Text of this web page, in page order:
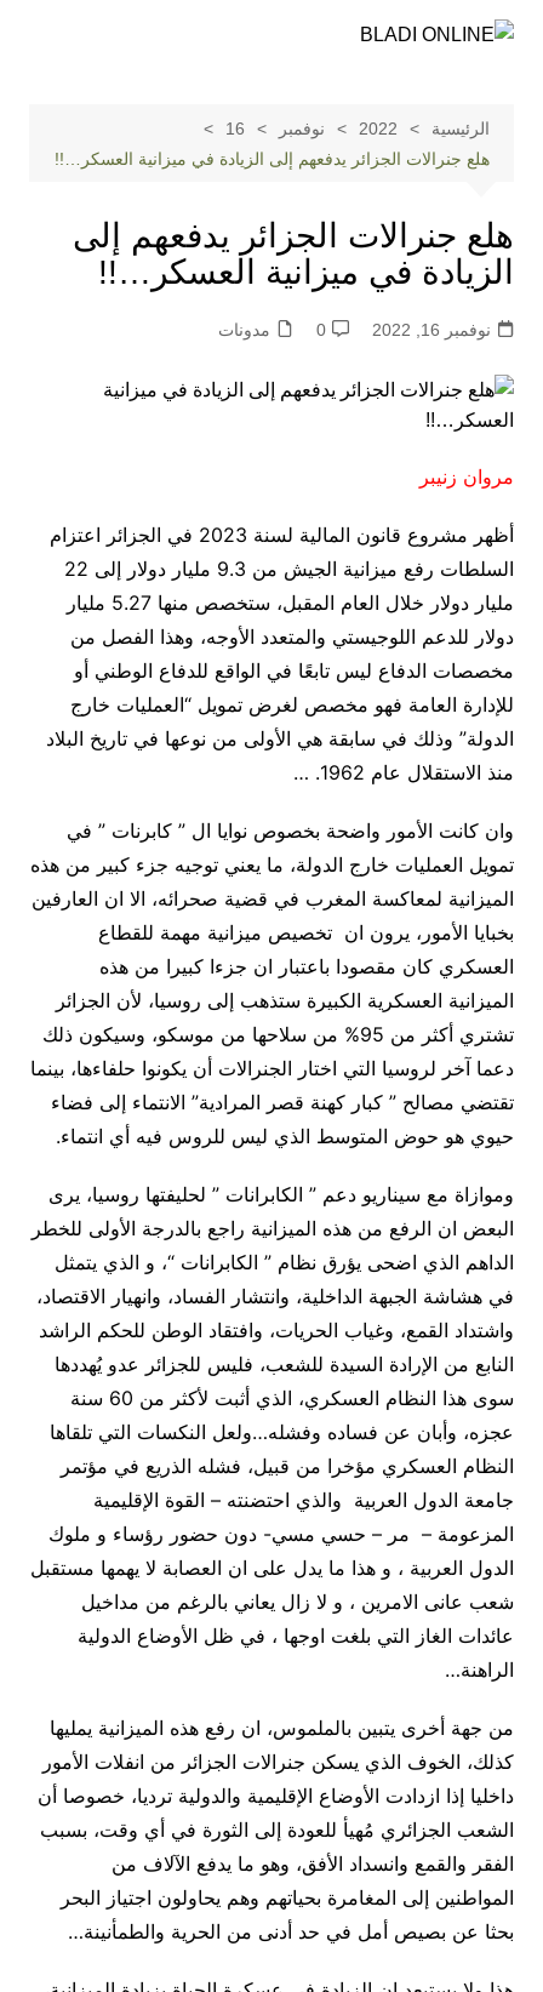
الرئيسية 2022 نوفمبر
16
هلع جنرالات الجزائر يدفعهم إلى الزيادة في ميزانية العسكر…!!
هلع جنرالات الجزائر يدفعهم إلى
الزيادة في ميزانية العسكر…!!
نوفمبر 16, 2022 0 مدونات
مروان زنيبر
أظهر مشروع قانون المالية لسنة 2023 في الجزائر اعتزام
السلطات رفع ميزانية الجيش من 9.3 مليار دولار إلى 22
مليار دولار خلال العام المقبل، ستخصص منها 5.27 مليار
دولار للدعم اللوجيستي والمتعدد الأوجه، وهذا الفصل من
مخصصات الدفاع ليس تابعًا في الواقع للدفاع الوطني أو
للإدارة العامة فهو مخصص لغرض تمويل “العمليات خارج
الدولة” وذلك في سابقة هي الأولى من نوعها في تاريخ البلاد
منذ الاستقلال عام 1962. …
وان كانت الأمور واضحة بخصوص نوايا ال ” كابرنات ” في
تمويل العمليات خارج الدولة، ما يعني توجيه جزء كبير من هذه
الميزانية لمعاكسة المغرب في قضية صحرائه، الا ان العارفين
بخبايا الأمور، يرون ان تخصيص ميزانية مهمة للقطاع
العسكري كان مقصودا باعتبار ان جزءا كبيرا من هذه
الميزانية العسكرية الكبيرة ستذهب إلى روسيا، لأن الجزائر
تشتري أكثر من 95% من سلاحها من موسكو، وسيكون ذلك
دعما آخر لروسيا التي اختار الجنرالات أن يكونوا حلفاءها، بينما
تقتضي مصالح ” كبار كهنة قصر المرادية” الانتماء إلى فضاء
حيوي هو حوض المتوسط الذي ليس للروس فيه أي انتماء.
وموازاة مع سيناريو دعم ” الكابرانات ” لحليفتها روسيا، يرى
البعض ان الرفع من هذه الميزانية راجع بالدرجة الأولى للخطر
الداهم الذي اضحى يؤرق نظام ” الكابرانات “، و الذي يتمثل
في هشاشة الجبهة الداخلية، وانتشار الفساد، وانهيار الاقتصاد،
واشتداد القمع، وغياب الحريات، وافتقاد الوطن للحكم الراشد
النابع من الإرادة السيدة للشعب، فليس للجزائر عدو يُهددها
سوى هذا النظام العسكري، الذي أثبت لأكثر من 60 سنة
عجزه، وأبان عن فساده وفشله…ولعل النكسات التي تلقاها
النظام العسكري مؤخرا من قبيل، فشله الذريع في مؤتمر
جامعة الدول العربية والذي احتضنته – القوة الإقليمية
المزعومة – مر – حسي مسي- دون حضور رؤساء و ملوك
الدول العربية ، و هذا ما يدل على ان العصابة لا يهمها مستقبل
شعب عانى الامرين ، و لا زال يعاني بالرغم من مداخيل
عائدات الغاز التي بلغت اوجها ، في ظل الأوضاع الدولية
الراهنة…
من جهة أخرى يتبين بالملموس، ان رفع هذه الميزانية يمليها
كذلك، الخوف الذي يسكن جنرالات الجزائر من انفلات الأمور
داخليا إذا ازدادت الأوضاع الإقليمية والدولية ترديا، خصوصا أن
الشعب الجزائري مُهيأ للعودة إلى الثورة في أي وقت، بسبب
الفقر والقمع وانسداد الأفق، وهو ما يدفع الآلاف من
المواطنين إلى المغامرة بحياتهم وهم يحاولون اجتياز البحر
بحثا عن بصيص أمل في حد أدنى من الحرية والطمأنينة…